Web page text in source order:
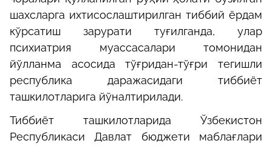
шахсларга ихтисослаштирилган тиббий ёрдам
кўрсатиш зарурати туғилганда, улар
психиатрия муассасалари томонидан
йўлланма асосида тўғридан-тўғри тегишли
республика даражасидаги тиббиёт
ташкилотларига йўналтирилади.
Тиббиёт ташкилотларида Ўзбекистон
Республикаси Давлат бюджети маблағлари